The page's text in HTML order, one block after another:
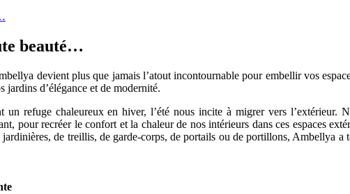
beauté…
devient plus que jamais l’atout incontournable pour embellir vos
d’élégance et de modernité.
un refuge chaleureux en hiver, l’été nous incite à migrer vers l’extérieur.
pour recréer le confort et la chaleur de nos intérieurs dans ces espaces
de treillis, de garde-corps, de portails ou de portillons, Ambellya